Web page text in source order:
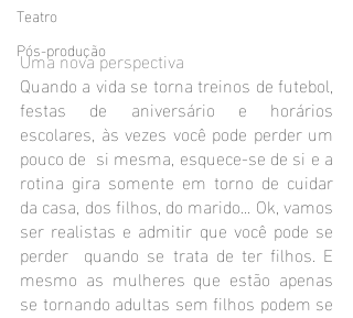
Teatro
Pós-produção
Uma nova perspectiva
Quando a vida se torna treinos de futebol,
festas de aniversário e horários
escolares, às vezes você pode perder um
pouco de  si mesma, esquece-se de si e a
rotina gira somente em torno de cuidar
da casa, dos filhos, do marido... Ok, vamos
ser realistas e admitir que você pode se
perder  quando se trata de ter filhos. E
mesmo as mulheres que estão apenas
se tornando adultas sem filhos podem se